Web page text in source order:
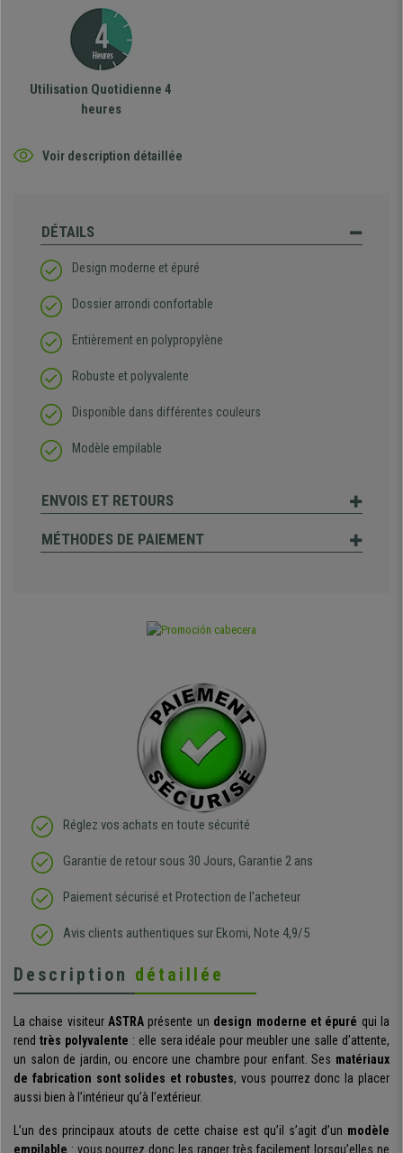
Utilisation Quotidienne 4
heures
Voir description détaillée
DÉTAILS
Design moderne et épuré
Dossier arrondi confortable
Entièrement en polypropylène
Robuste et polyvalente
Disponible dans différentes couleurs
Modèle empilable
ENVOIS ET RETOURS
MÉTHODES DE PAIEMENT
Réglez vos achats en toute sécurité
Garantie de retour sous 30 Jours, Garantie 2 ans
Paiement sécurisé et Protection de l'acheteur
Avis clients authentiques sur Ekomi, Note 4,9/5
Description détaillée
La chaise visiteurASTRA présente un design moderne et épuré qui la
rend très polyvalente : elle sera idéale pour meubler une salle d’attente,
un salon de jardin, ou encore une chambre pour enfant. Ses matériaux
de fabrication sont solides et robustes, vous pourrez donc la placer
aussi bien à l’intérieur qu’à l’extérieur.
L’un des principaux atouts de cette chaise est qu’il s’agit d’un modèle
empilable : vous pourrez donc les ranger très facilement lorsqu’elles ne